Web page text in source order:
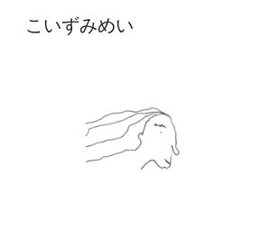
こいずみめい